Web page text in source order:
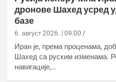
дронове Шахед усред
базе
6. август 2026. | 09:00
Иран је, према проценама,
Шахед са руским изменама.
навигације,…